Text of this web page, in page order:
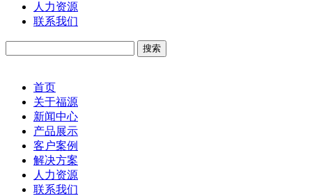
人力资源
联系我们
首页
关于福源
新闻中心
产品展示
客户案例
解决方案
人力资源
联系我们